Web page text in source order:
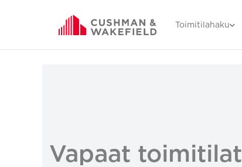
Toimitilahaku
Vapaat toimitilat